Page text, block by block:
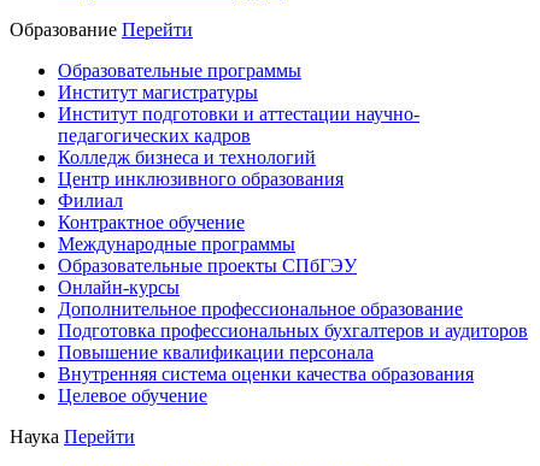
Образование Перейти
Образовательные программы
Институт магистратуры
Институт подготовки и аттестации научно-
педагогических кадров
Колледж бизнеса и технологий
Центр инклюзивного образования
Филиал
Контрактное обучение
Международные программы
Образовательные проекты СПбГЭУ
Онлайн-курсы
Дополнительное профессиональное образование
Подготовка профессиональных бухгалтеров и аудиторов
Повышение квалификации персонала
Внутренняя система оценки качества образования
Целевое обучение
Наука Перейти